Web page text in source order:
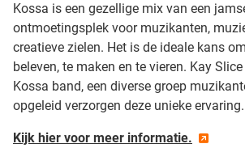
Kossa is een gezellige mix van een
ontmoetingsplek voor muzikanten,
creatieve zielen. Het is de ideale kans
beleven, te maken en te vieren. Kay
Kossa band, een diverse groep
opgeleid verzorgen deze unieke ervaring.
Kijk hier voor meer informatie.